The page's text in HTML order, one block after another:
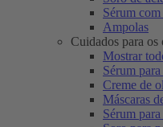
Sérum
Ampolas
Cuidados para os
Mostrar
Sérum
Creme de
Máscaras
Sérum